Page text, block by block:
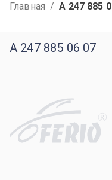
Главная / A 247 885
A 247 885 06 07
R